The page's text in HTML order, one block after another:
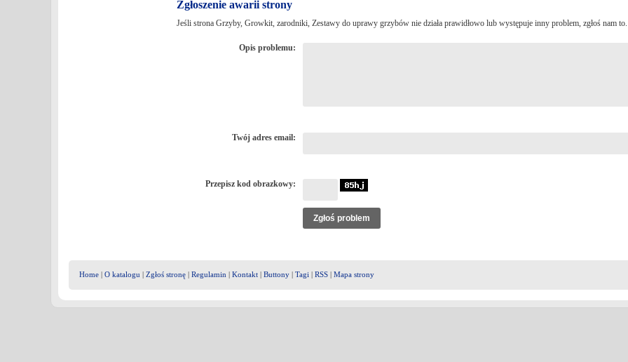
Zgłoszenie awarii strony
Jeśli strona Grzyby, Growkit, zarodniki, Zestawy do uprawy grzybów nie działa prawidłowo lub występuje inny problem, zgłoś nam
Opis problemu:
Twój adres email:
Przepisz kod obrazkowy:
Home O katalogu Zgłoś stronę Regulamin Kontakt Buttony Tagi RSS Mapa strony